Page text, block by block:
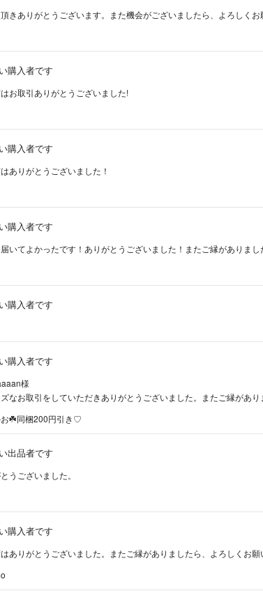
きありがとうございます。また機会がございましたら、よろしくお
購入者です
はお取引ありがとうございました!
購入者です
ありがとうございました！
購入者です
いてよかったです！ありがとうございました！またご縁がありま
購入者です
購入者です
様
なお取引をしていただきありがとうございました。またご縁があ
お☘️同梱200円引き♡
出品者です
うございました。
購入者です
ありがとうございました。またご縁がありましたら、よろしくお願